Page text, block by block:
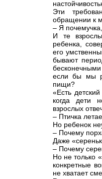
Эти
обращении к
– Я
И те
ребенка,
его
бывают
если бы мы
пищи?
«Есть
когда дети
взрослых
– Птичка
Но ребенок
– Почему
Даже
– Почему
Но не только
конкретные
не хватает